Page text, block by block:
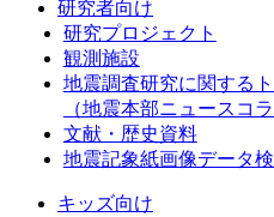
研究者向け
研究プロジェクト
観測施設
地震調査研究に関する
（地震本部ニュースコラ
文献・歴史資料
地震記象紙画像データ
キッズ向け